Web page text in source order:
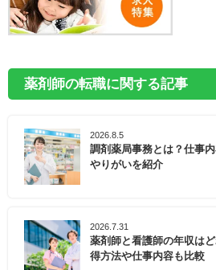
薬剤師の転職に関する記事
2026.8.5
調剤薬局事務とは？仕事
やりがいを紹介
2026.7.31
薬剤師と看護師の年収は
得方法や仕事内容も比較